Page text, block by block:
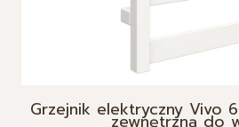
Grzejnik elektryczny Vivo
zewnętrzną do